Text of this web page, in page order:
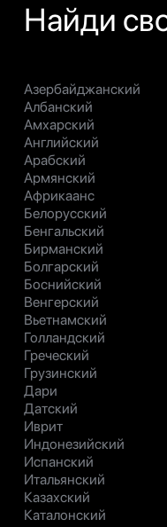
Найди
Азербайджанский
Албанский
Амхарский
Английский
Арабский
Армянский
Африкаанс
Белорусский
Бенгальский
Бирманский
Болгарский
Боснийский
Венгерский
Вьетнамский
Голландский
Греческий
Грузинский
Дари
Датский
Иврит
Индонезийский
Испанский
Итальянский
Казахский
Каталонский